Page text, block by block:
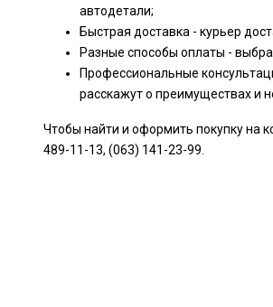
автодетали;
Быстрая доставка - курьер
Разные способы оплаты -
Профессиональные
расскажут о преимуществах и
Чтобы найти и оформить покупку на
489-11-13, (063) 141-23-99.